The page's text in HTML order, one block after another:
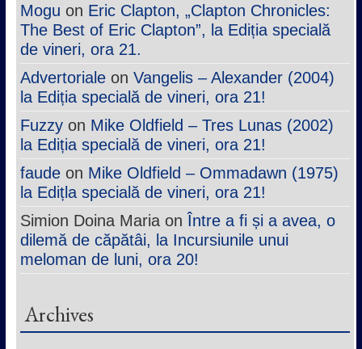
Mogu on Eric Clapton, „Clapton Chronicles:
The Best of Eric Clapton”, la Ediția specială
de vineri, ora 21.
Advertorialeon Vangelis – Alexander (2004)
la Ediția specială de vineri, ora 21!
Fuzzyon Mike Oldfield – Tres Lunas (2002)
la Ediția specială de vineri, ora 21!
faudeon Mike Oldfield – Ommadawn (1975)
la Edițla specială de vineri, ora 21!
Simion Doina MariaonÎntre a fi și a avea, o
dilemă de căpătâi, la Incursiunile unui
meloman de luni, ora 20!
Archives